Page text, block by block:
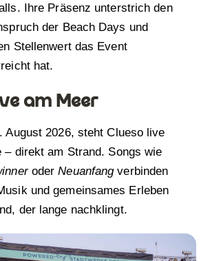
Ihre Präsenz unterstrich den
der Beach Days und
Stellenwert das Event
hat.
am Meer
August 2026, steht Clueso live
– direkt am Strand. Songs wie
oderNeuanfangverbinden
und gemeinsames Erleben
der lange nachklingt.